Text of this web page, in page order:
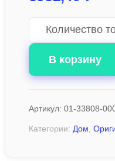
Количество
В корзину
Артикул: 01-33808-
Категории: Дом,